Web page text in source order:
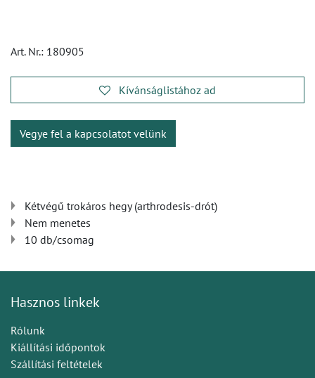
Art. Nr.: 180905
Kívánságlistához ad
Vegye fel a kapcsolatot velünk
Kétvégű trokáros hegy (arthrodesis-drót)
Nem menetes
10 db/csomag
Hasznos linkek
Rólunk
Kiállítási időpontok
Szállítási feltételek